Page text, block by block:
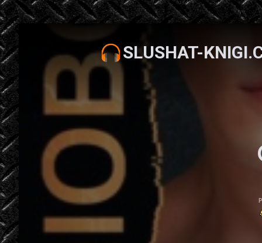
SLUSHAT-